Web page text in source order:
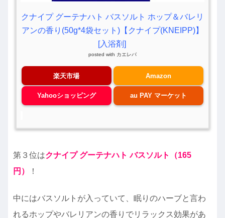
クナイプ グーテナハト バスソルト ホップ＆バレリ
アンの香り(50g*4袋セット)【クナイプ(KNEIPP)】
[入浴剤]
posted with カエレバ
楽天市場 Amazon
Yahooショッピング au PAY マーケット
第３位はクナイプ グーテナハト バスソルト（165
円）
！
中にはバスソルトが入っていて、眠りのハーブと言わ
れるホップやバレリアンの香りでリラックス効果があ